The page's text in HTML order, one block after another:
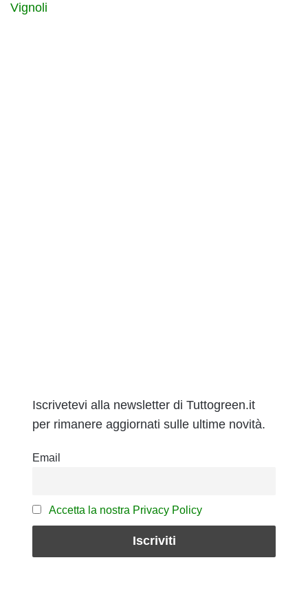
Vignoli
Iscrivetevi alla newsletter di Tuttogreen.it
per rimanere aggiornati sulle ultime novità.
Email
Accetta la nostra Privacy Policy